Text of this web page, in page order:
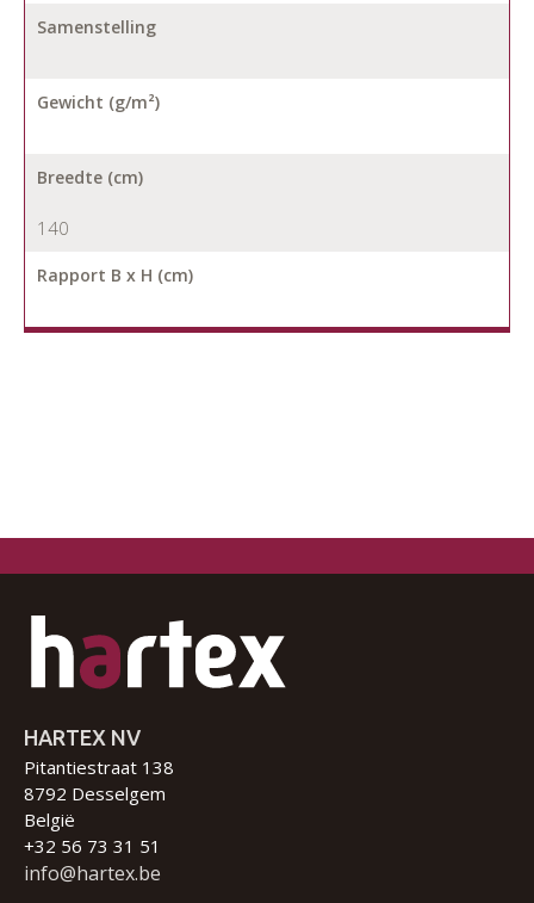
Samenstelling
Gewicht (g/m²)
Breedte (cm)
140
Rapport B x H (cm)
HARTEX NV
Pitantiestraat 138
8792 Desselgem
België
+32 56 73 31 51
info@hartex.be